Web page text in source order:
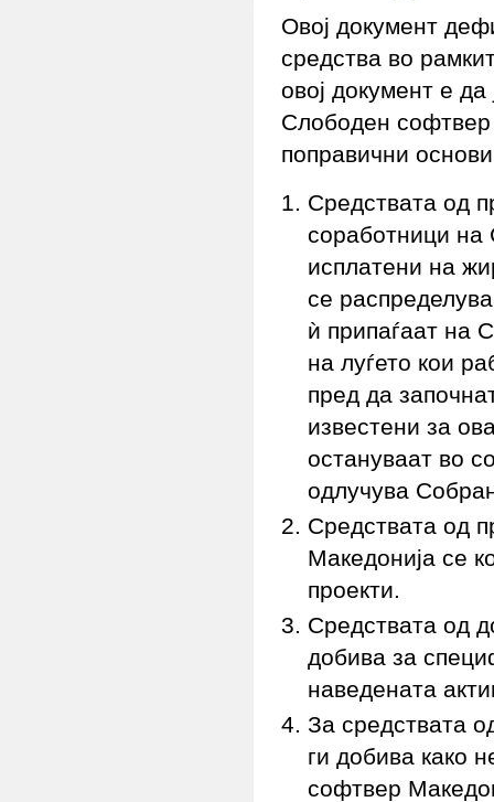
Овој документ
средства во
овој документ е
Слободен
поправични
Средствата од
соработници на
исплатени на
се
ѝ припаѓаат на
на луѓето кои
пред да
известени за
остануваат во
одлучува
Средствата од
Македонија се
проекти.
Средствата од
добива за
наведената
За средствата
ги добива како
софтвер